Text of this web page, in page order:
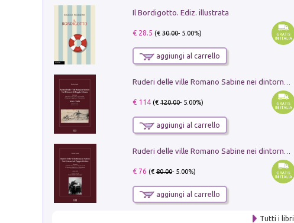
Il Bordigotto. Ediz. illustrata
€ 28.5 (€30.00- 5.00%)
aggiungi al carrello
€ 114(€120.00- 5.00%)
aggiungi al carrello
€ 76 (€80.00- 5.00%)
aggiungi al carrello
Tutti i libri